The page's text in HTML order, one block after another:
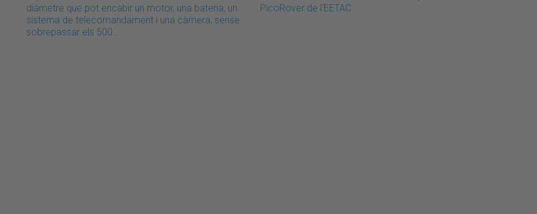
diàmetre que pot encabir un motor, una bateria, un
sistema de telecomandament i una càmera, sense
sobrepassar els 500…
PicoRover de l'EETAC